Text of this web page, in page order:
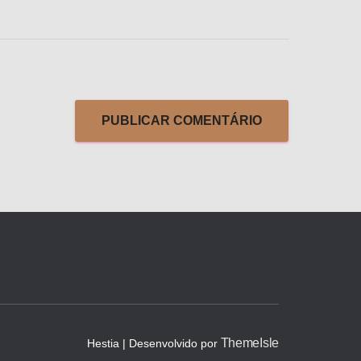
Hestia | Desenvolvido por ThemeIsle